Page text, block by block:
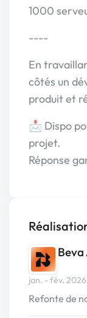
1000
----
En
côtés un
produit et
📩 Dispo
projet.
Réponse
Beva
jan. - fév. 2026
Refonte de